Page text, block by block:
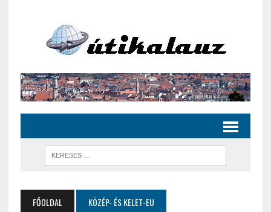
FŐOLDAL KÖZÉP- ÉS KELET-EU